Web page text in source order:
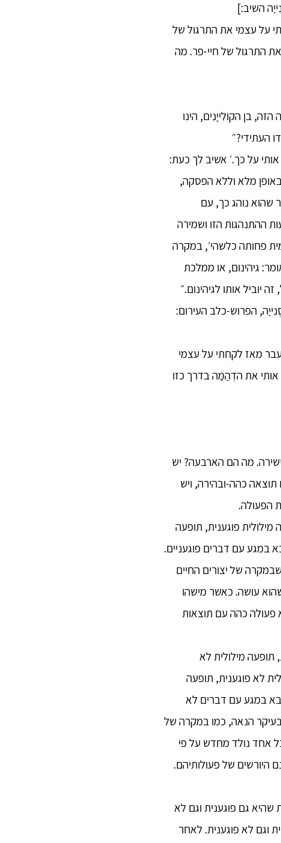
השיב:]
על עצמי את התרגול של
את התרגול של חיי-פר. מה
בן הקוֹלִייַנִים, הינו
העתידי?״
אותי על כך.׳ אשיב לך כעת:
מלא וללא הפסקה,
נוהג כך, עם
השקפה כזו: ׳באמצעות ההתנהגות הזו ושמירה
פחותה כלשהי׳, במקרה
גיהינום, או ממלכת
יוביל אותו לגיהינום.״
הפרוש-כלב העירום:
מאז לקחתי על עצמי
אותי את הדְהַמַּה בדרך כזו
מה הם הארבעה? יש
כהה-ובהירה, ויש
הפעולה.
פוגענית, תופעה
של פגע, הוא בא במגע עם דברים פוגעניים.
של יצורים החיים
עושה. כאשר מישהו
פעולה כהה עם תוצאות
תופעה מילולית לא
לא פוגענית, תופעה
נולד בעולם ללא פגע. לאחר שהוא נולד בעולם ללא פגע,[9]הוא בא במגע עם דברים לא
בעיקר הנאה, כמו במקרה של
אחד נולד מחדש על פי
היורשים של פעולותיהם.
שהיא גם פוגענית וגם לא
וגם לא פוגענית. לאחר